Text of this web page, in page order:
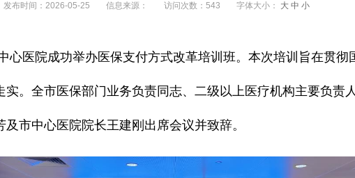
发布时间：2026-05-25 信息来源： 访问次数：543 字体大小： 大 中 小
心医院成功举办医保支付方式改革培训班。本次培训旨在贯
。全市医保部门业务负责同志、二级以上医疗机构主要负责
市中心医院院长王建刚出席会议并致辞。